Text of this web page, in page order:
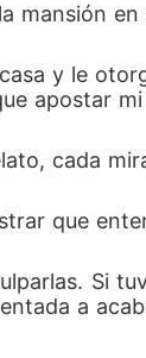
mansión
y le
apostar
cada
que
Si
a